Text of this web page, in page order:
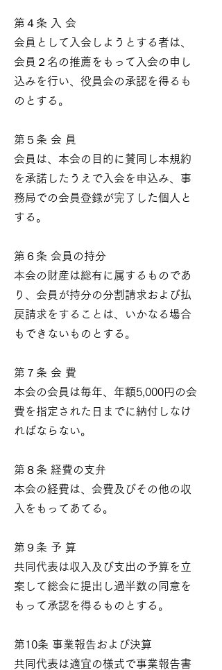
第４条 入 会
会員として入会しようとする者は、
会員２名の推薦をもって入会の申し
込みを行い、役員会の承認を得るも
のとする。
第５条 会 員
会員は、本会の目的に賛同し本規約
を承諾したうえで入会を申込み、事
務局での会員登録が完了した個人と
する。
第６条 会員の持分
本会の財産は総有に属するものであ
り、会員が持分の分割請求および払
戻請求をすることは、いかなる場合
もできないものとする。
第７条 会 費
本会の会員は毎年、年額5,000円の会
費を指定された日までに納付しなけ
ればならない。
第８条 経費の支弁
本会の経費は、会費及びその他の収
入をもってあてる。
第９条 予 算
共同代表は収入及び支出の予算を立
案して総会に提出し過半数の同意を
もって承認を得るものとする。
第10条 事業報告および決算
共同代表は適宜の様式で事業報告書